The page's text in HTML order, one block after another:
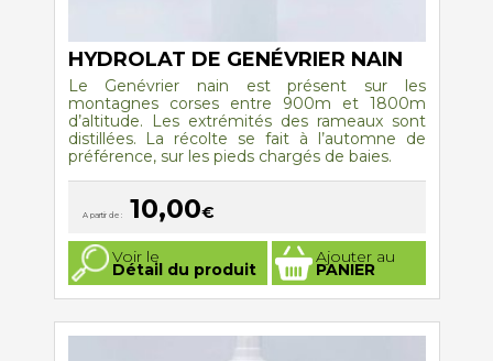
HYDROLAT DE GENÉVRIER NAIN
Le Genévrier nain est présent sur les
montagnes corses entre 900m et 1800m
d’altitude. Les extrémités des rameaux sont
distillées. La récolte se fait à l’automne de
préférence, sur les pieds chargés de baies.
A partir de : 10,00€
Voir le
Détail du produit
Ajouter au
PANIER
Ce
produit
a
plusieurs
Les
options